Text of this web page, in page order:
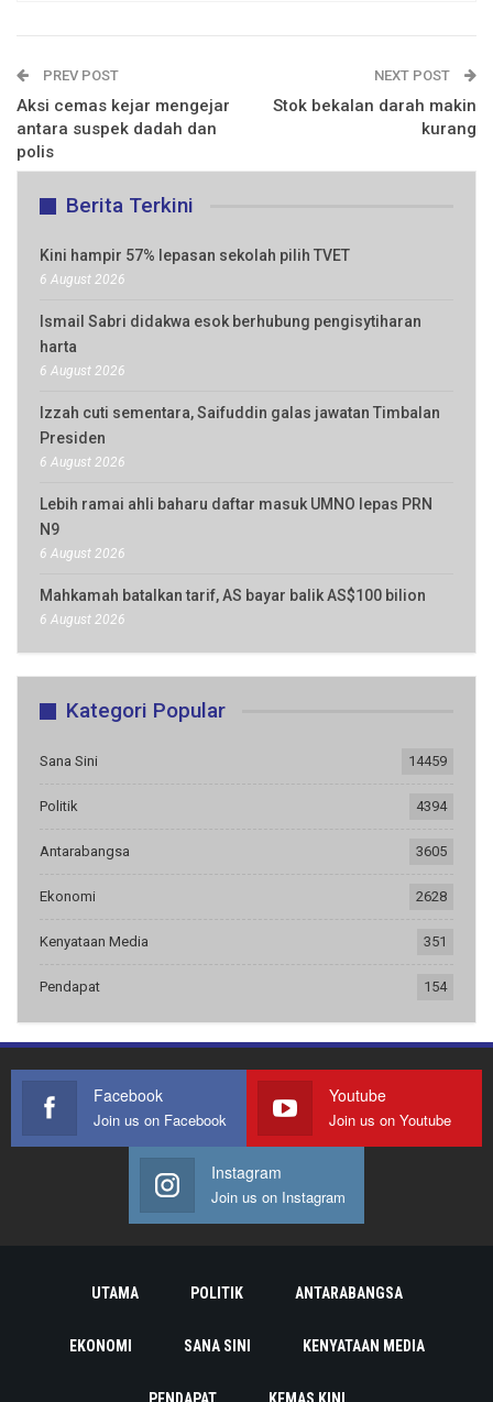
PREV POST
Aksi cemas kejar mengejar
antara suspek dadah dan
polis
NEXT POST
Stok bekalan darah makin
kurang
Berita Terkini
Kini hampir 57% lepasan sekolah pilih TVET
6 August 2026
Ismail Sabri didakwa esok berhubung pengisytiharan
harta
6 August 2026
Izzah cuti sementara, Saifuddin galas jawatan Timbalan
Presiden
6 August 2026
Lebih ramai ahli baharu daftar masuk UMNO lepas PRN
N9
6 August 2026
Mahkamah batalkan tarif, AS bayar balik AS$100 bilion
6 August 2026
Kategori Popular
Sana Sini 14459
Politik 4394
Antarabangsa 3605
Ekonomi 2628
Kenyataan Media 351
Pendapat 154
Facebook
Join us on Facebook
Youtube
Join us on Youtube
Instagram
Join us on Instagram
UTAMA POLITIK ANTARABANGSA
EKONOMI SANA SINI KENYATAAN MEDIA